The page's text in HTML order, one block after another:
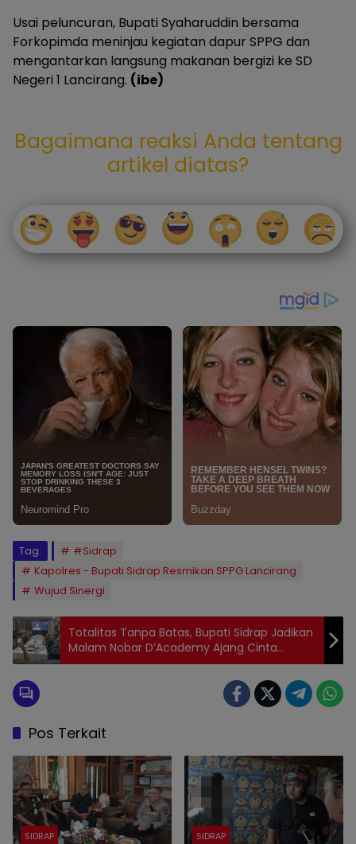
Usai peluncuran, Bupati Syaharuddin bersama
Forkopimda meninjau kegiatan dapur SPPG dan
mengantarkan langsung makanan bergizi ke SD
Negeri 1 Lancirang. (ibe)
Bagaimana reaksi Anda tentang
artikel diatas?
Tag:
#Sidrap
Kapolres - Bupati Sidrap Resmikan SPPG Lancirang
Wujud Sinergi
Totalitas Tanpa Batas, Bupati Sidrap Jadikan
Malam Nobar D’Academy Ajang Cinta
Daerah
Pos Terkait
SIDRAP SIDRAP